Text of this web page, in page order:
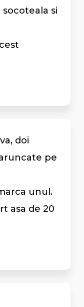
si
doi
pe
unul.
asa de 20